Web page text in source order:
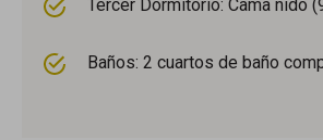
Tercer Dormitorio: Cama nido
Baños: 2 cuartos de baño